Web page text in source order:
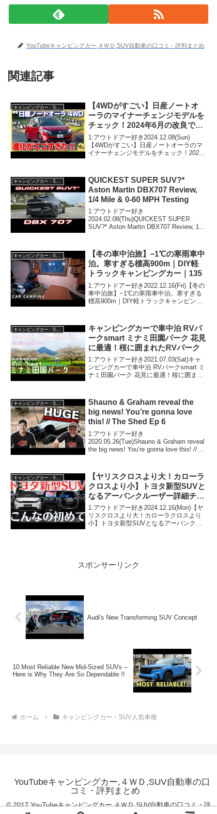
YouTubeキャンピングカー,４ＷＤ,SUV自動車の口コミ・評判まとめ
関連記事
【4WDがすごい】日産ノートオ
ーラのマイナーチェンジモデルを
チェック！2024年6月の改良で何
が変わった？
1:アウトドアー好き2024.12.08(Sun)
【4WDがすごい】日産ノートオーラのマ
イナーチェンジモデルをチェック！2024
トドアー好き2024.12.08(S...
キャンピングカー・SUV人気車種
QUICKEST SUPER SUV?*
Aston Martin DBX707 Review,
1/4 Mile & 0-60 MPH Testing
1:アウトドアー好き
2024.02.08(Thu)QUICKEST SUPER
SUV?* Aston Martin DBX707 Review, 1/4
【冬の車中泊旅】−1℃の寒雨車中
泊。寒すぎる標高900m｜DIY軽
トラックキャンピングカー｜135
1:アウトドアー好き2022.12.16(Fri)【冬の
車中泊旅】−1℃の寒雨車中泊。寒すぎる
標高900m｜DIY軽トラックキャンピング
2022.12.16(Fri)こ...
キャンピングカー・SUV人気車種
キャンピングカーで車中泊 RVパ
ークsmart ミナミ田園パーク 花見
に最適！桜に囲まれたRVパーク
1:アウトドアー好き2021.07.03(Sat)キャ
ンピングカーで車中泊 RVパークsmart ミ
ナミ田園パーク 花見に最適！桜に囲まれ
2021.07.03(Sa...
キャンピングカー・SUV人気車種
Shauno & Graham reveal the
big news! You’re gonna love
this! // The Shed Ep 6
1:アウトドアー好き
2020.05.26(Tue)Shauno & Graham reveal
the big news! You’re gonna love this! //
【ヤリスクロスより大！カローラ
クロスより小】トヨタ新型SUVと
なるアーバンクルーザー詳細チェ
ック！！内外装など新しい⑥のポ
イントを紹介
1:アウトドアー好き2024.12.16(Mon)【ヤ
リスクロスより大！カローラクロスより
小】トヨタ新型SUVとなるアーバンクル
スポンサーリンク
Audi's New Transforming SUV Concept
10 Most Reliable New Mid-Sized SUVs –
Here is Why They Are So Dependable !!
ホーム キャンピングカー・SUV人気車種
YouTubeキャンピングカー,４ＷＤ,SUV自動車の口
コミ・評判まとめ
© 2017 YouTubeキャンピングカー,４ＷＤ,SUV自動車の口コミ・評